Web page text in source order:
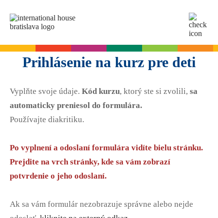
SK
Pre dospelých
Angličtina
Slovenčina
Nemčina
Španielčina
Francúzština
Ruština
Pre deti
Angličtina
Leto s angličtinou pre tínedžerov
Cambridge skúšky
O A2 skúške zo slovenčiny
Príprava na skúšku
Angličtina na ZŠ - Start Right
Pre firmy
Prihlásenie na kurz pre deti
Vyplňte svoje údaje. Kód kurzu, ktorý ste si zvolili, sa
automaticky preniesol do formulára.
Používajte diakritiku.
Po vyplnení a odoslaní formulára vidíte bielu stránku.
Prejdite na vrch stránky, kde sa vám zobrazí
potvrdenie o jeho odoslaní.
Ak sa vám formulár nezobrazuje správne alebo nejde